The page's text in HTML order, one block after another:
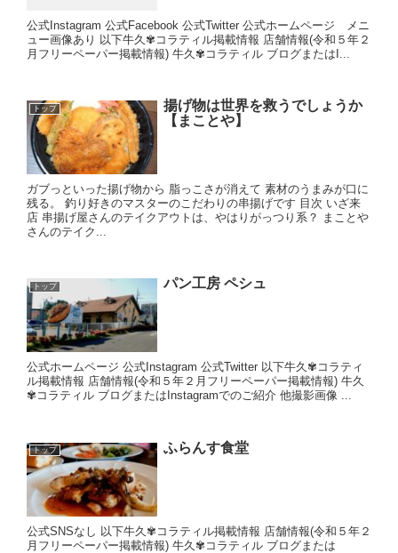
公式Instagram 公式Facebook 公式Twitter 公式ホームページ メニ
ュー画像あり 以下牛久✾コラティル掲載情報 店舗情報(令和５年２
月フリーペーパー掲載情報) 牛久✾コラティル ブログまたはI...
トップ
揚げ物は世界を救うでしょうか
【まことや】
ガブっといった揚げ物から 脂っこさが消えて 素材のうまみが口に
残る。 釣り好きのマスターのこだわりの串揚げです 目次 いざ来
店 串揚げ屋さんのテイクアウトは、やはりがっつり系？ まことや
さんのテイク...
トップ パン工房 ペシュ
公式ホームページ 公式Instagram 公式Twitter 以下牛久✾コラティ
ル掲載情報 店舗情報(令和５年２月フリーペーパー掲載情報) 牛久
✾コラティル ブログまたはInstagramでのご紹介 他撮影画像 ...
トップ ふらんす食堂
公式SNSなし 以下牛久✾コラティル掲載情報 店舗情報(令和５年２
月フリーペーパー掲載情報) 牛久✾コラティル ブログまたは